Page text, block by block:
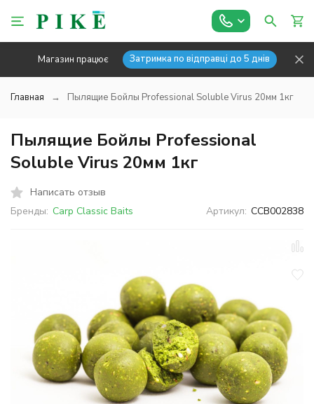
Магазин працює Затримка по відправці до 5 днів
Главная Пылящие Бойлы Professional Soluble Virus 20мм 1кг
Пылящие Бойлы Professional
Soluble Virus 20мм 1кг
Написать отзыв
Бренды: Carp Classic Baits Артикул: CCB002838